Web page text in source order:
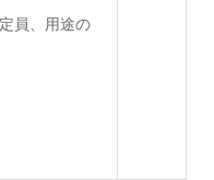
員、用途の